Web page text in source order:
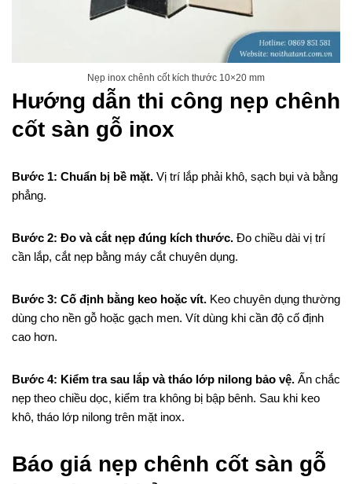
Nẹp inox chênh cốt kích thước 10×20 mm
Hướng dẫn thi công nẹp chênh
cốt sàn gỗ inox
Bước 1: Chuẩn bị bề mặt. Vị trí lắp phải khô, sạch bụi và bằng
phẳng.
Bước 2: Đo và cắt nẹp đúng kích thước. Đo chiều dài vị trí
cần lắp, cắt nẹp bằng máy cắt chuyên dụng.
Bước 3: Cố định bằng keo hoặc vít. Keo chuyên dụng thường
dùng cho nền gỗ hoặc gạch men. Vít dùng khi cần độ cố định
cao hơn.
Bước 4: Kiểm tra sau lắp và tháo lớp nilong bảo vệ. Ấn chắc
nẹp theo chiều dọc, kiểm tra không bị bập bênh. Sau khi keo
khô, tháo lớp nilong trên mặt inox.
Báo giá nẹp chênh cốt sàn gỗ